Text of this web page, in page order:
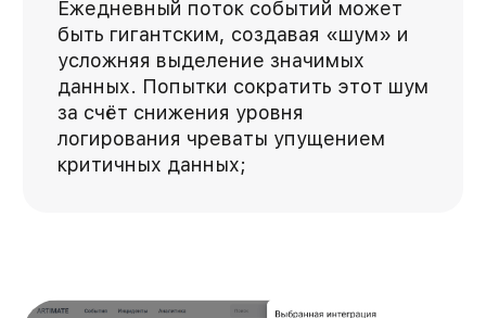
Ежедневный поток событий может
быть гигантским, создавая «шум» и
усложняя выделение значимых
данных. Попытки сократить этот шум
за счёт снижения уровня
логирования чреваты упущением
критичных данных;